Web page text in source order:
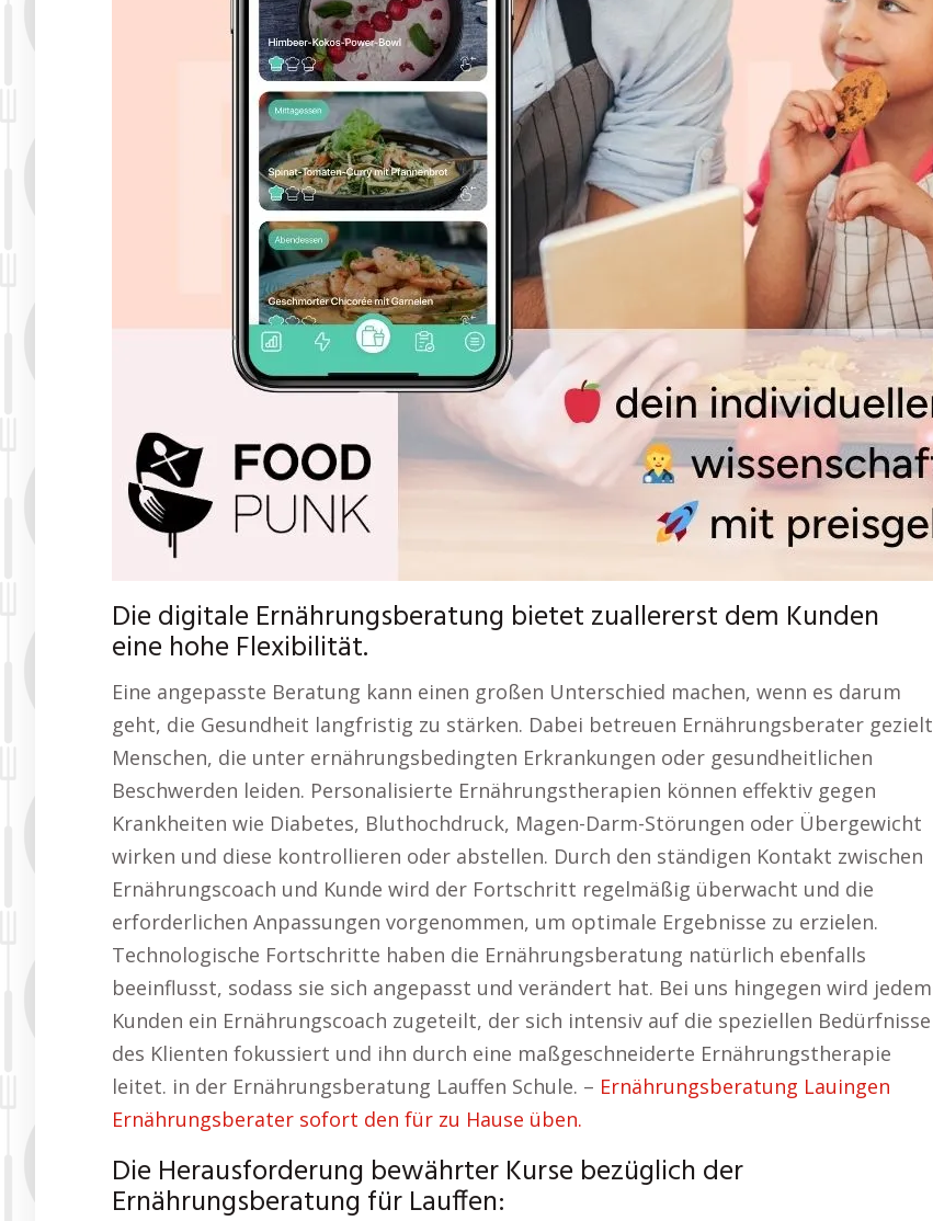
Die digitale Ernährungsberatung bietet zuallererst dem Kunden
eine hohe Flexibilität.
Eine angepasste Beratung kann einen großen Unterschied machen, wenn es darum
geht, die Gesundheit langfristig zu stärken. Dabei betreuen Ernährungsberater gezielt
Menschen, die unter ernährungsbedingten Erkrankungen oder gesundheitlichen
Beschwerden leiden. Personalisierte Ernährungstherapien können effektiv gegen
Krankheiten wie Diabetes, Bluthochdruck, Magen-Darm-Störungen oder Übergewicht
wirken und diese kontrollieren oder abstellen. Durch den ständigen Kontakt zwischen
Ernährungscoach und Kunde wird der Fortschritt regelmäßig überwacht und die
erforderlichen Anpassungen vorgenommen, um optimale Ergebnisse zu erzielen.
Technologische Fortschritte haben die Ernährungsberatung natürlich ebenfalls
beeinflusst, sodass sie sich angepasst und verändert hat. Bei uns hingegen wird jedem
Kunden ein Ernährungscoach zugeteilt, der sich intensiv auf die speziellen Bedürfnisse
des Klienten fokussiert und ihn durch eine maßgeschneiderte Ernährungstherapie
leitet. in der Ernährungsberatung Lauffen Schule. – Ernährungsberatung Lauingen
Ernährungsberater sofort den für zu Hause üben.
Die Herausforderung bewährter Kurse bezüglich der
Ernährungsberatung für Lauffen: